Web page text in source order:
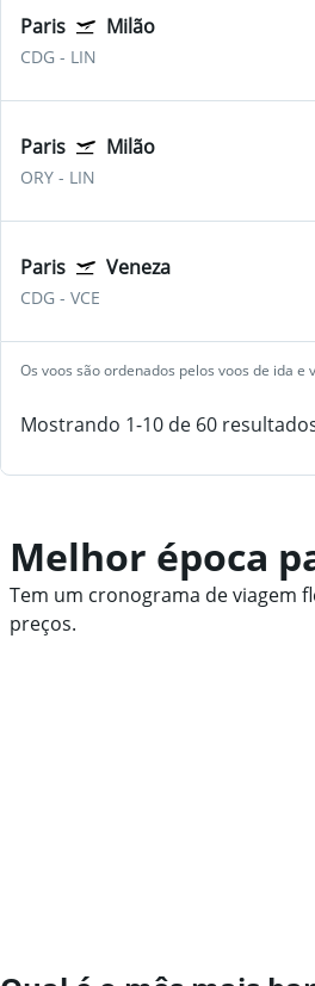
Paris Milão
CDG- LIN
Paris Milão
ORY- LIN
Paris Veneza
CDG- VCE
Os voos são ordenados pelos voos de ida
Mostrando 1-10 de 60
Melhor época
Tem um cronograma de viagem
preços.